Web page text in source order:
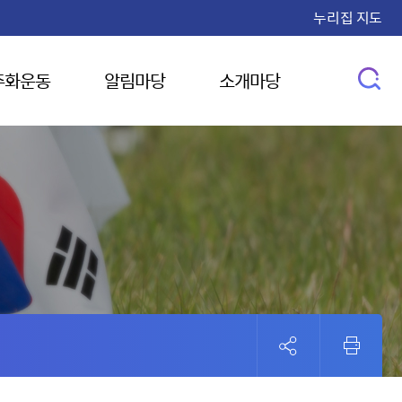
누리집 지도
운동 알림마당 소개마당